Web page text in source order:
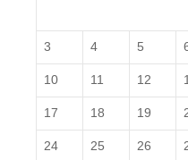
3 4 5
10 11 12
17 18 19
24 25 26